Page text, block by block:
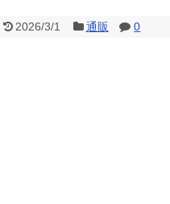
2026/3/1 通販 0